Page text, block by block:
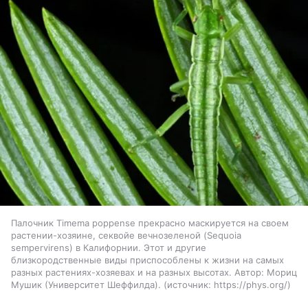
Палочник Timema poppense прекрасно маскируется на своем
растении-хозяине, секвойе вечнозеленой (Sequoia
sempervirens) в Калифорнии. Этот и другие
близкородственные виды приспособлены к жизни на самых
разных растениях-хозяевах и на разных высотах. Автор: Мориц
Мушик (Университет Шеффилда).
источник: https://phys.org/